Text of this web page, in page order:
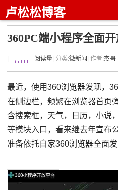
卢松松博客
360PC端小程序全面开
阅读量 | 分类:微新闻 | 作者:杰哥
最近，使用360浏览器发现，
在侧边栏，频繁在浏览器首页
含搜索框，天气，日历，小说
等模块入口，看来继去年宣布
准备依托自家360浏览器全面